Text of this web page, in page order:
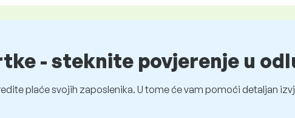
- steknite povjerenje u
plaće svojih zaposlenika. U tome će vam pomoći detaljan